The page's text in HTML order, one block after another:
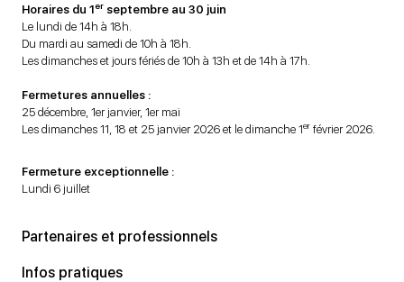
Horaires du 1er septembre au 30 juin
Le lundi de 14h à 18h.
Du mardi au samedi de 10h à 18h.
Les dimanches et jours fériés de 10h à 13h et de 14h à 17h.
Fermetures annuelles :
25 décembre, 1er janvier, 1er mai
Les dimanches 11, 18 et 25 janvier 2026 et le dimanche 1er février 2026.
Fermeture exceptionnelle :
Lundi 6 juillet
Partenaires et professionnels
Infos pratiques